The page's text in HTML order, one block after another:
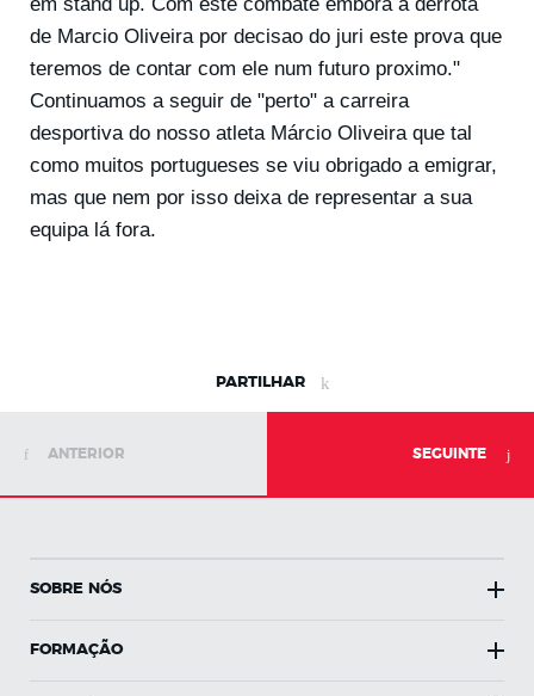
de Marcio Oliveira por decisao do juri este prova que
teremos de contar com ele num futuro proximo."
Continuamos a seguir de "perto" a carreira
desportiva do nosso atleta Márcio Oliveira que tal
como muitos portugueses se viu obrigado a emigrar,
mas que nem por isso deixa de representar a sua
equipa lá fora.
PARTILHAR
ANTERIOR SEGUINTE
SOBRE NÓS
FORMAÇÃO